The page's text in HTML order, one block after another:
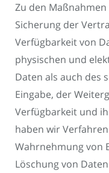
Zu den
Sicherung der
Verfügbarkeit von
physischen und
Daten als auch des
Eingabe, der
Verfügbarkeit und
haben wir
Wahrnehmung von
Löschung von